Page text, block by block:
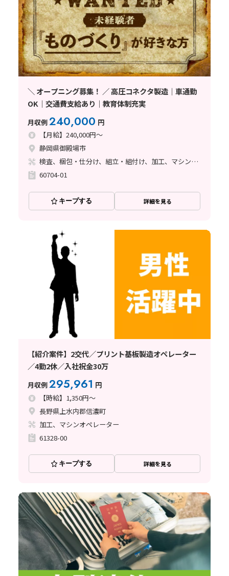
＼ オープニング募集！ ／ 高圧コネクタ製造｜車通勤
OK｜交通費支給あり｜教育体制充実
月収例240,000 円
【月給】240,000円～
静岡県御殿場市
検査、梱包・仕分け、組立・組付け、加工、マシンオペレーター、清掃・洗浄、座り作業、立ち作業
60704-01
キープする 詳細を見る
【紹介案件】2交代／プリント基板製造オペレーター
／4勤2休／入社祝金30万
月収例295,961 円
【時給】1,350円～
長野県上水内郡信濃町
加工、マシンオペレーター
61328-00
キープする 詳細を見る